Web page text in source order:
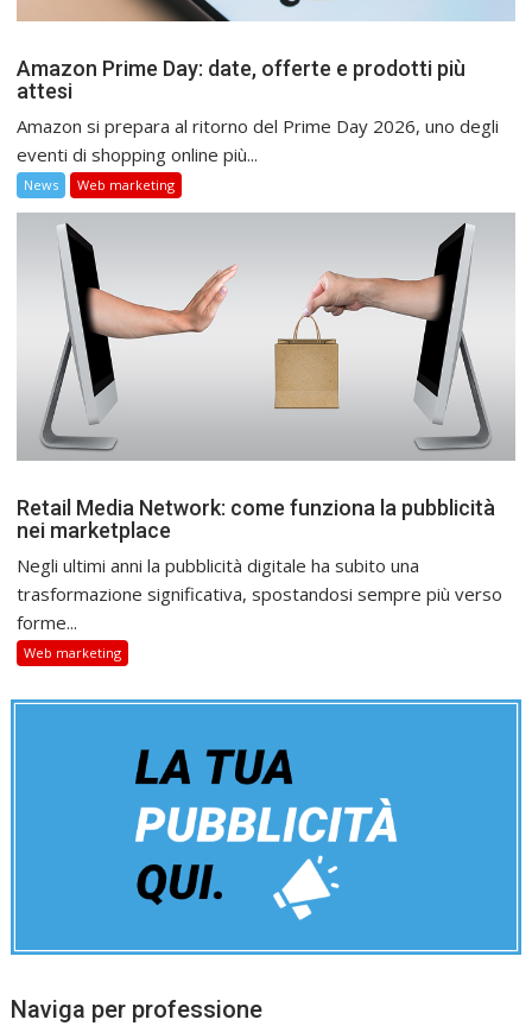
Amazon Prime Day: date, offerte e prodotti più
attesi
Amazon si prepara al ritorno del Prime Day 2026, uno degli
eventi di shopping online più...
News Web marketing
Retail Media Network: come funziona la pubblicità
nei marketplace
Negli ultimi anni la pubblicità digitale ha subito una
trasformazione significativa, spostandosi sempre più verso
forme...
Web marketing
Naviga per professione